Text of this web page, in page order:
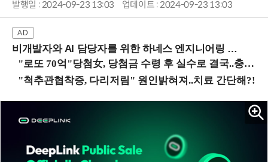
발행일 : 2024-09-23 13:03 업데이트 : 2024-09-23 13:03
비개발자와 AI 담당자를 위한 하네스 엔지니어링 입문과정 (8/20 신논현역)